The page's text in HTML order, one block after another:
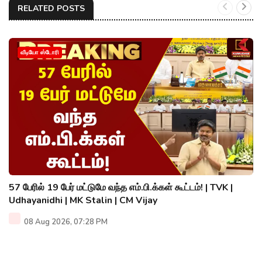
RELATED POSTS
வீடியோ ஸ்டோரி
57 பேரில் 19 பேர் மட்டுமே வந்த எம்.பி.க்கள் கூட்டம்! | TVK |
Udhayanidhi | MK Stalin | CM Vijay
08 Aug 2026, 07:28 PM